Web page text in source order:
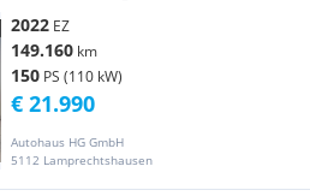
2022 EZ
149.160 km
150 PS (110 kW)
Autohaus HG GmbH
5112 Lamprechtshausen
€ 21.990